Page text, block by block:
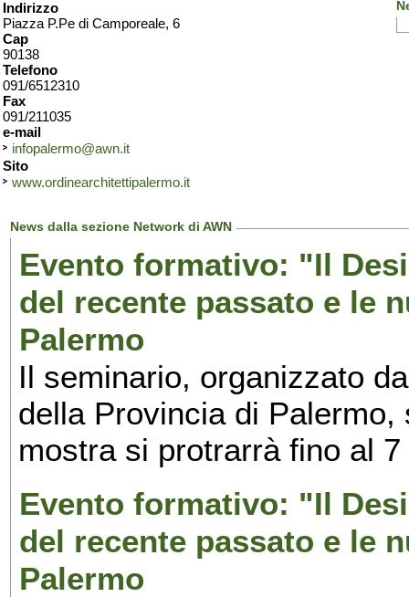
Indirizzo
Piazza P.Pe di Camporeale, 6
Cap
90138
Telefono
091/6512310
Fax
091/211035
e-mail
infopalermo@awn.it
Sito
www.ordinearchitettipalermo.it
News dalla sezione Network di AWN
Evento formativo: "Il
del recente passato e le
Palermo
Il seminario, organizzato
della Provincia di
mostra si protrarrà fino al
Evento formativo: "Il
del recente passato e le
Palermo